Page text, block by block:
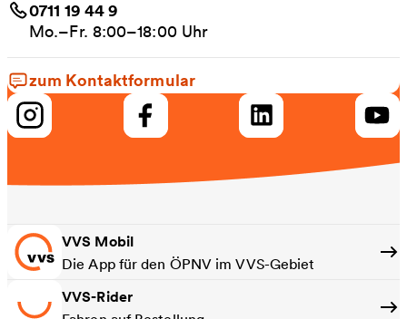
0711 19 44 9
Mo.–Fr. 8:00–18:00 Uhr
zum Kontaktformular
VVS Mobil
Die App für den ÖPNV im VVS-Gebiet
VVS-Rider